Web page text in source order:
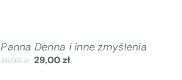
Panna Denna i inne zmyślenia
39,00zł 29,00zł